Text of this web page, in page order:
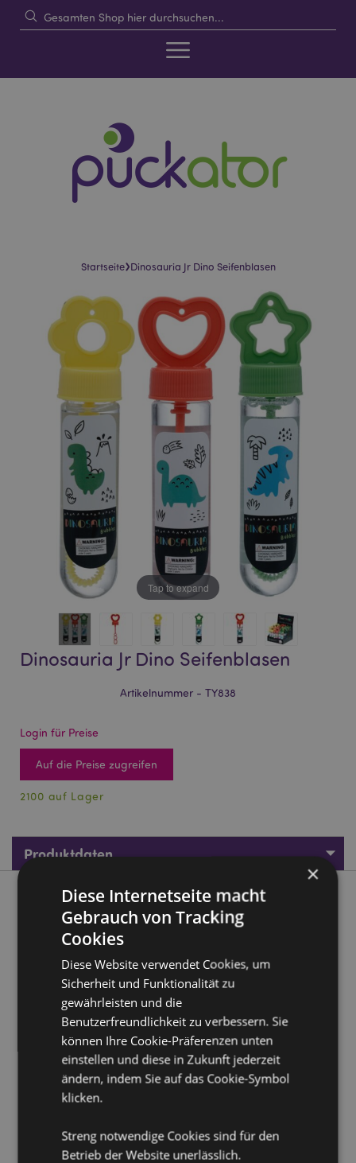
Startseite›Dinosauria Jr Dino Seifenblasen
beginning
Tap to expand
Dinosauria Jr Dino Seifenblasen
Artikelnummer - TY838
Login für Preise
Auf die Preise zugreifen
2100 auf Lager
Produktdaten
Produktbeschreibung
Dinosauria Jr Dino Seifenblasen
Material:Plastik
CE Kennzeichen: Ja
Nicht geeignet für:
EN71:Ja
Volumen:35ml
Produkttressourcen:
erfahren?Dann lesen Sie unserenLeitfaden für
Kundeninformationen.
×
Diese Internetseite macht
Gebrauch von Tracking
Cookies
Diese Website verwendet Cookies, um
Sicherheit und Funktionalität zu
gewährleisten und die
Benutzerfreundlichkeit zu verbessern. Sie
können Ihre Cookie-Präferenzen unten
einstellen und diese in Zukunft jederzeit
ändern, indem Sie auf das Cookie-Symbol
klicken.
Streng notwendige Cookies sind für den
Betrieb der Website unerlässlich.